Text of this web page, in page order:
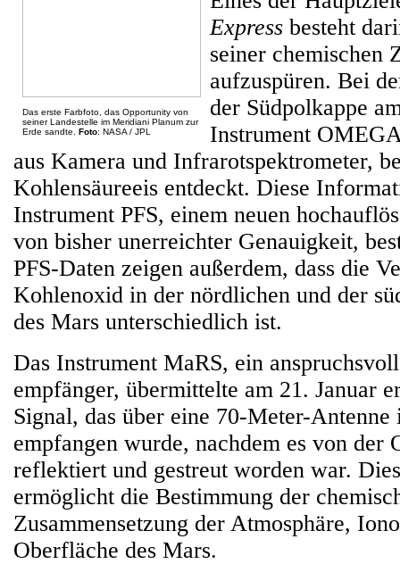
Das erste Farbfoto, das Opportunity von
seiner Landestelle im Meridiani Planum zur
Erde sandte. Foto: NASA / JPL
Express besteht
seiner chemischen
aufzuspüren. Bei
der Südpolkappe
Instrument
aus Kamera und Infrarotspektrometer,
Kohlensäureeis entdeckt. Diese
Instrument PFS, einem neuen
von bisher unerreichter Genauigkeit,
PFS-Daten zeigen außerdem, dass die
Kohlenoxid in der nördlichen und der
des Mars unterschiedlich ist.
Das Instrument MaRS, ein
empfänger, übermittelte am 21. Januar
Signal, das über eine 70-Meter-
empfangen wurde, nachdem es von der
reflektiert und gestreut worden war.
ermöglicht die Bestimmung der
Zusammensetzung der Atmosphäre,
Oberfläche des Mars.